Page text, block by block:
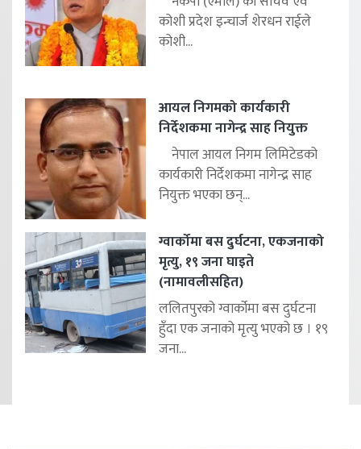
कोशी प्रदेश इन्चार्ज शेरधन राईले
कोशी...
आयल निगमको कार्यकारी
निर्देशकमा नागेन्द्र साह नियुक्त
नेपाल आयल निगम लिमिटेडको
कार्यकारी निर्देशकमा नागेन्द्र साह
नियुक्त भएका छन्...
ग्वार्कोमा बस दुर्घटना, एकजनाको
मृत्यु, १९ जना घाइते
(नामावलीसहित)
ललितपुरको ग्वार्कोमा बस दुर्घटना
हुँदा एक जनाको मृत्यु भएको छ । १९
जना...